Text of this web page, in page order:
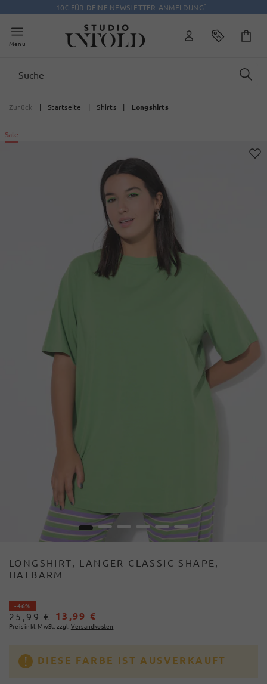
10€ FÜR DEINE NEWSLETTER-ANMELDUNG*
Menü
Zurück | Startseite | Shirts | Longshirts
Sale
1 2 3 4 5 6
LONGSHIRT, LANGER CLASSIC SHAPE,
HALBARM
- 46%
25,99 € 13,99 €
Preis inkl. MwSt. zzgl. Versandkosten
DIESE FARBE IST AUSVERKAUFT